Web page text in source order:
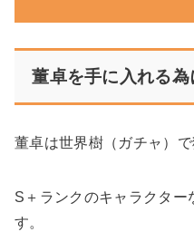
董卓を手に入れる為
董卓は世界樹（ガチャ）
S＋ランクのキャラクター
す。